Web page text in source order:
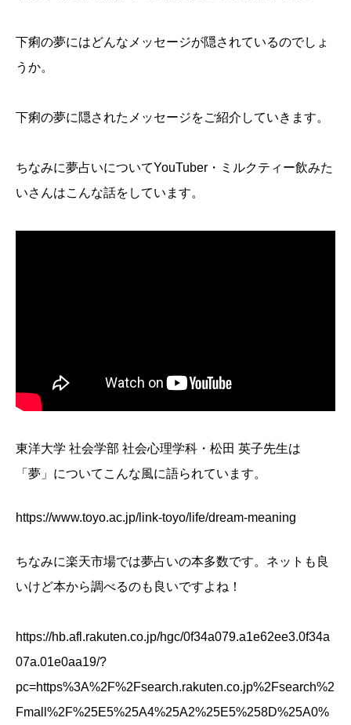
下痢の夢にはどんなメッセージが隠されているのでしょ
うか。
下痢の夢に隠されたメッセージをご紹介していきます。
ちなみに夢占いについてYouTuber・ミルクティー飲みた
いさんはこんな話をしています。
東洋大学 社会学部 社会心理学科・松田 英子先生は
「夢」についてこんな風に語られています。
https://www.toyo.ac.jp/link-toyo/life/dream-meaning
ちなみに楽天市場では夢占いの本多数です。ネットも良
いけど本から調べるのも良いですよね！
https://hb.afl.rakuten.co.jp/hgc/0f34a079.a1e62ee3.0f34a
07a.01e0aa19/?
pc=https%3A%2F%2Fsearch.rakuten.co.jp%2Fsearch%2
Fmall%2F%25E5%25A4%25A2%25E5%258D%25A0%